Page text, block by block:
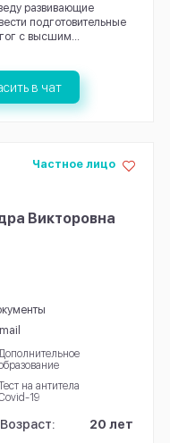
развивающие
подготовительные
с высшим...
в чат
Викторовна
Частное лицо
на антитела
19
Возраст: 20 лет